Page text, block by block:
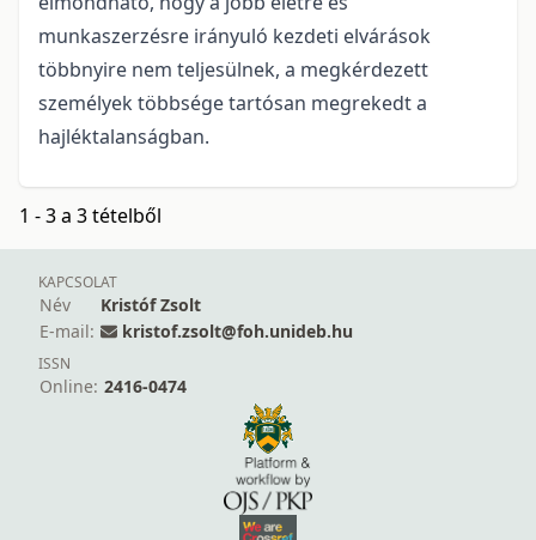
munkaszerzésre irányuló kezdeti elvárások
többnyire nem teljesülnek, a megkérdezett
személyek többsége tartósan megrekedt a
hajléktalanságban.
1 - 3 a 3 tételből
KAPCSOLAT
Név
Kristóf Zsolt
E-mail:
kristof.zsolt@foh.unideb.hu
ISSN
Online: 2416-0474